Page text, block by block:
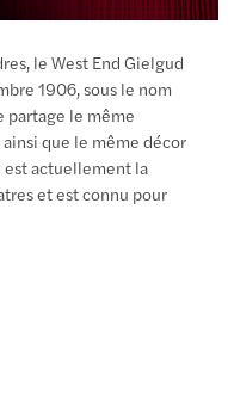
le West End Gielgud
1906, sous le nom
partage le même
que le même décor
est actuellement la
et est connu pour